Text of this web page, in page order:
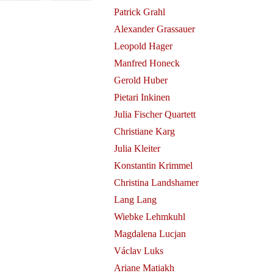
Patrick Grahl
Alexander Grassauer
Leopold Hager
Manfred Honeck
Gerold Huber
Pietari Inkinen
Julia Fischer Quartett
Christiane Karg
Julia Kleiter
Konstantin Krimmel
Christina Landshamer
Lang Lang
Wiebke Lehmkuhl
Magdalena Lucjan
Václav Luks
Ariane Matiakh